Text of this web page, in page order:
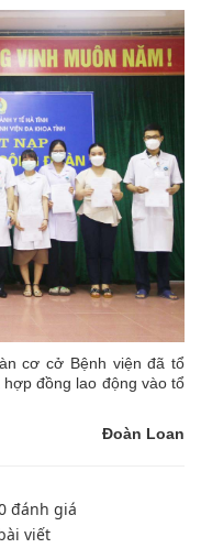
cơ cở Bệnh viện đã tổ
đồng lao động vào tổ
Đoàn Loan
đánh giá
viết